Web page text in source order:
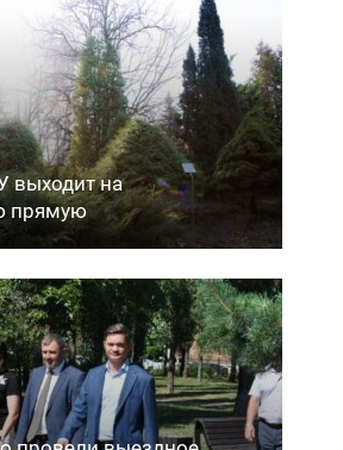
выходит на
прямую